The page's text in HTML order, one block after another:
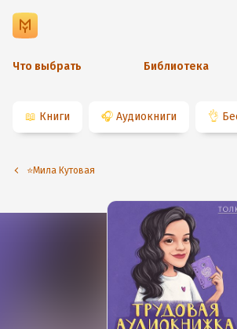
Что выбрать Библиотека
📖 Книги 🎧 Аудиокниги 👌
⭐️Мила Кутовая